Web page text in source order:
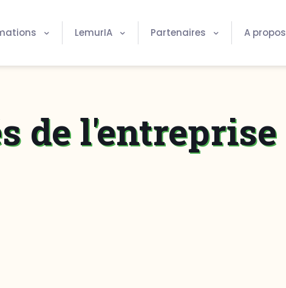
LemurIA Partenaires A propos
de l'entreprise